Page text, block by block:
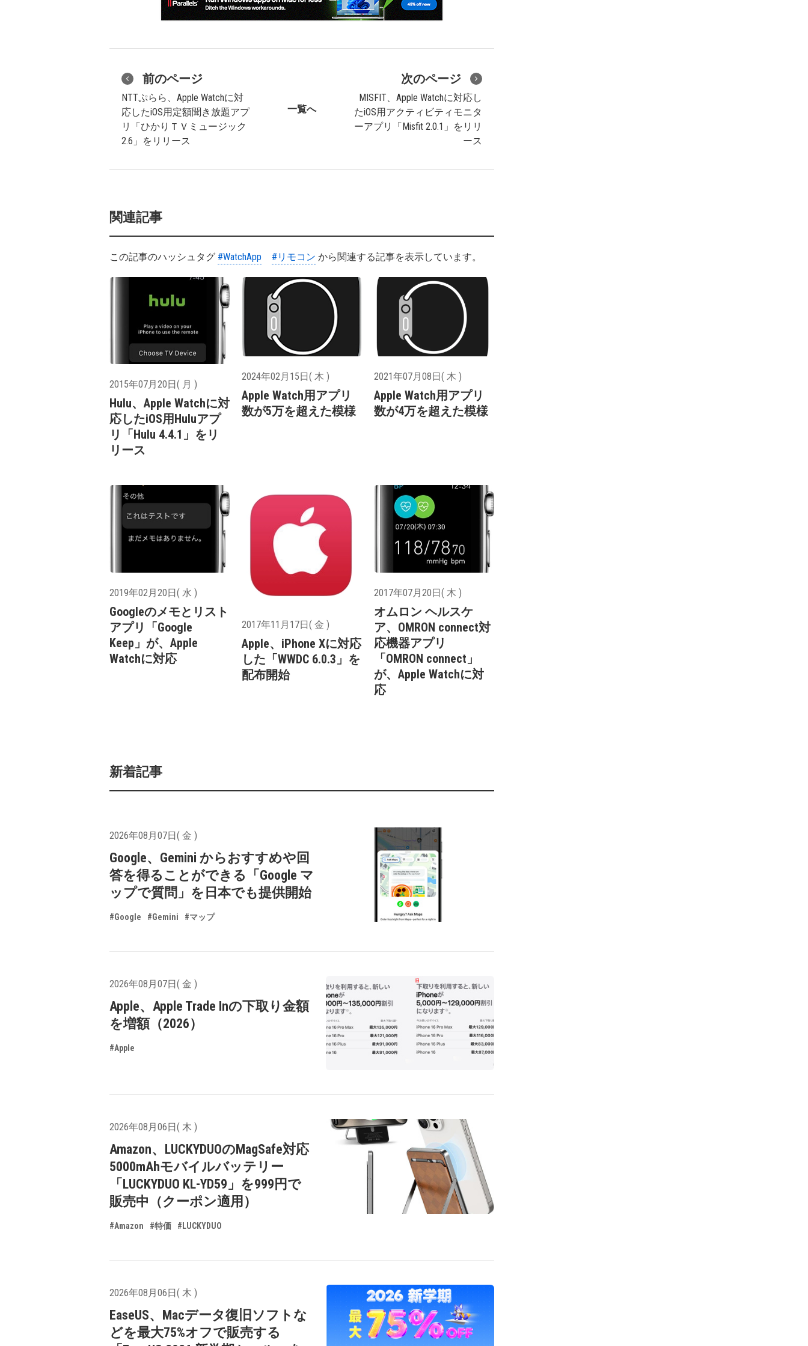
前のページ
NTTぷらら、Apple Watchに対
応したiOS用定額聞き放題アプ
リ「ひかりＴＶミュージック
2.6」をリリース
一覧へ
次のページ
MISFIT、Apple Watchに対応し
たiOS用アクティビティモニタ
ーアプリ「Misfit 2.0.1」をリリ
ース
関連記事
この記事のハッシュタグ #WatchApp #リモコン から関連する記事を表示しています。
2015年07月20日( 月 )
Hulu、Apple Watchに対
応したiOS用Huluアプ
リ「Hulu 4.4.1」をリ
リース
2024年02月15日( 木 )
Apple Watch用アプリ
数が5万を超えた模様
2021年07月08日( 木 )
Apple Watch用アプリ
数が4万を超えた模様
2019年02月20日( 水 )
Googleのメモとリスト
アプリ「Google
Keep」が、Apple
Watchに対応
2017年11月17日( 金 )
Apple、iPhone Xに対応
した「WWDC 6.0.3」を
配布開始
2017年07月20日( 木 )
オムロン ヘルスケ
ア、OMRON connect対
応機器アプリ
「OMRON connect」
が、Apple Watchに対
応
新着記事
2026年08月07日( 金 )
Google、Gemini からおすすめや回
答を得ることができる「Google マ
ップで質問」を日本でも提供開始
#Google #Gemini #マップ
2026年08月07日( 金 )
Apple、Apple Trade Inの下取り金額
を増額（2026）
#Apple
2026年08月06日( 木 )
Amazon、LUCKYDUOのMagSafe対応
5000mAhモバイルバッテリー
「LUCKYDUO KL-YD59」を999円で
販売中（クーポン適用）
#Amazon #特価 #LUCKYDUO
2026年08月06日( 木 )
EaseUS、Macデータ復旧ソフトな
どを最大75%オフで販売する